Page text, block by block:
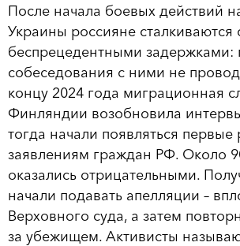
После начала боевых действий
Украины россияне сталкиваются
беспрецедентными задержками:
собеседования с ними не
концу 2024 года миграционная
Финляндии возобновила
тогда начали появляться
заявлениям граждан РФ. Около
оказались отрицательными.
начали подавать апелляции –
Верховного суда, а затем
за убежищем. Активисты